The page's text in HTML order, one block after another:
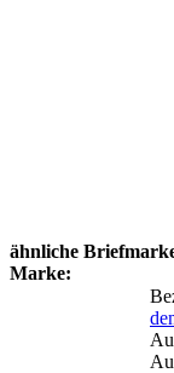
ähnliche
Marke: